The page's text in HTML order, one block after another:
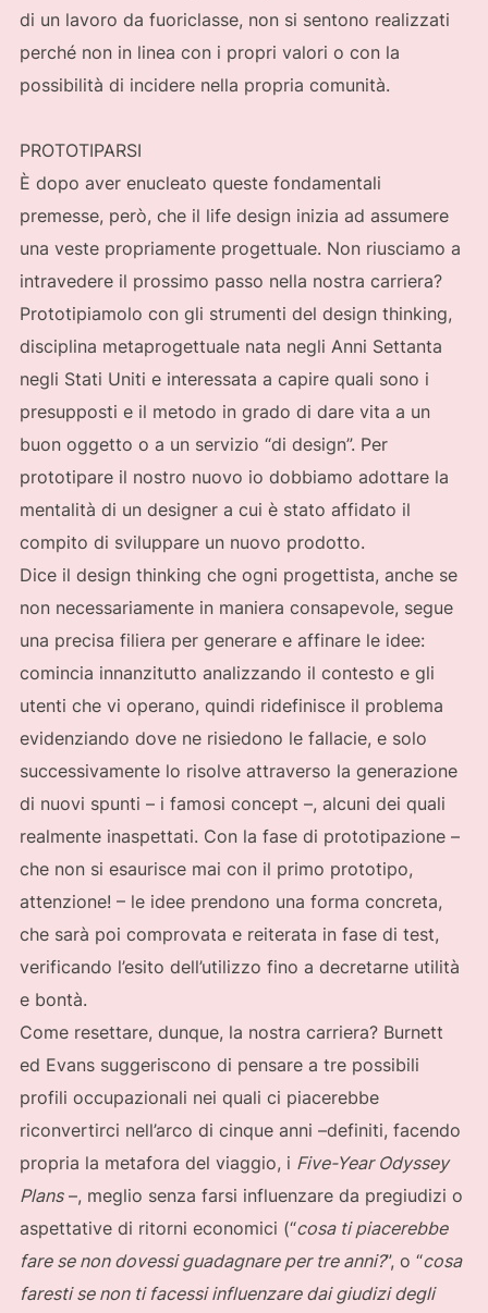
di un lavoro da fuoriclasse, non si sentono realizzati
perché non in linea con i propri valori o con la
possibilità di incidere nella propria comunità.
PROTOTIPARSI
È dopo aver enucleato queste fondamentali
premesse, però, che il life design inizia ad assumere
una veste propriamente progettuale. Non riusciamo a
intravedere il prossimo passo nella nostra carriera?
Prototipiamolo con gli strumenti del design thinking,
disciplina metaprogettuale nata negli Anni Settanta
negli Stati Uniti e interessata a capire quali sono i
presupposti e il metodo in grado di dare vita a un
buon oggetto o a un servizio “di design”. Per
prototipare il nostro nuovo io dobbiamo adottare la
mentalità di un designer a cui è stato affidato il
compito di sviluppare un nuovo prodotto.
Dice il design thinking che ogni progettista, anche se
non necessariamente in maniera consapevole, segue
una precisa filiera per generare e affinare le idee:
comincia innanzitutto analizzando il contesto e gli
utenti che vi operano, quindi ridefinisce il problema
evidenziando dove ne risiedono le fallacie, e solo
successivamente lo risolve attraverso la generazione
di nuovi spunti – i famosi concept –, alcuni dei quali
realmente inaspettati. Con la fase di prototipazione –
che non si esaurisce mai con il primo prototipo,
attenzione! – le idee prendono una forma concreta,
che sarà poi comprovata e reiterata in fase di test,
verificando l’esito dell’utilizzo fino a decretarne utilità
e bontà.
Come resettare, dunque, la nostra carriera? Burnett
ed Evans suggeriscono di pensare a tre possibili
profili occupazionali nei quali ci piacerebbe
riconvertirci nell’arco di cinque anni –definiti, facendo
propria la metafora del viaggio, i Five-Year Odyssey
Plans–, meglio senza farsi influenzare da pregiudizi o
aspettative di ritorni economici (“cosa ti piacerebbe
fare se non dovessi guadagnare per tre anni?”, o “cosa
faresti se non ti facessi influenzare dai giudizi degli